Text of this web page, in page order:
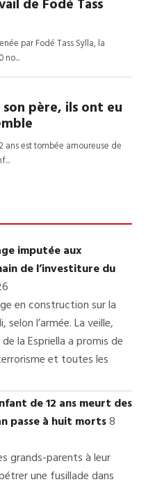
imputée aux
de l’investiture du
en construction sur la
l’armée. La veille,
la Espriella a promis de
et toutes les
de 12 ans meurt des
passe à huit morts8
grands-parents à leur
une fusillade dans